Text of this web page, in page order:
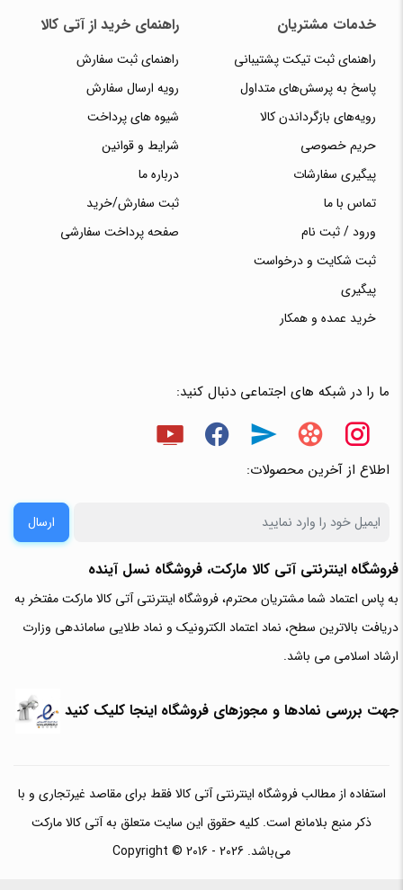
خدمات مشتریان
راهنمای ثبت تیکت پشتیبانی
پاسخ به پرسش‌های متداول
رویه‌های بازگرداندن کالا
حریم خصوصی
پیگیری سفارشات
تماس با ما
ورود / ثبت نام
ثبت شکایت و درخواست
پیگیری
خرید عمده و همکار
راهنمای خرید از آتی کالا
راهنمای ثبت سفارش
رویه ارسال سفارش
شیوه های پرداخت
شرایط و قوانین
درباره ما
ثبت سفارش/خرید
صفحه پرداخت سفارشی
ما را در شبکه های اجتماعی دنبال کنید:
اطلاع از آخرین محصولات:
ارسال
فروشگاه اینترنتی آتی‌ کالا مارکت، فروشگاه نسل آینده
به پاس اعتماد شما مشتریان محترم، فروشگاه اینترنتی آتی کالا مارکت مفتخر به
دریافت بالاترین سطح، نماد اعتماد الکترونیک و نماد طلایی ساماندهی وزارت
ارشاد اسلامی می باشد.
جهت بررسی نمادها و مجوزهای فروشگاه اینجا کلیک کنید
استفاده از مطالب فروشگاه اینترنتی آتی کالا فقط برای مقاصد غیرتجاری و با
ذکر منبع بلامانع است. کلیه حقوق این سایت متعلق به آتی کالا مارکت
می‌باشد. Copyright © 2016 - 2026